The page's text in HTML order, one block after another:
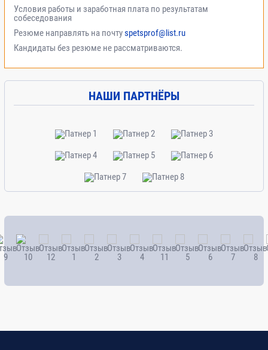
Условия работы и заработная плата по результатам
собеседования
Резюме направлять на почтуspetsprof@list.ru
Кандидаты без резюме не рассматриваются.
НАШИ ПАРТНЁРЫ